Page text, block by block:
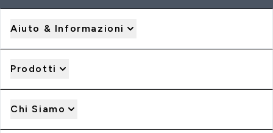
Aiuto & Informazioni
Prodotti
Chi Siamo